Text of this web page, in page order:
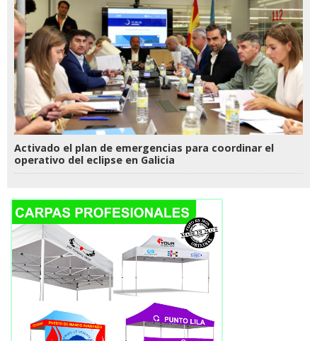
Activado el plan de emergencias para coordinar el
operativo del eclipse en Galicia